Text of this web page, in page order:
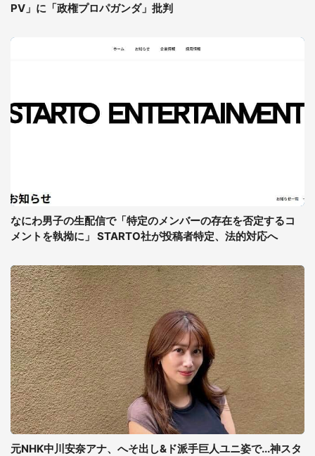
PV」に「政権プロパガンダ」批判
なにわ男子の生配信で「特定のメンバーの存在を否定するコ
メントを執拗に」 STARTO社が投稿者特定、法的対応へ
元NHK中川安奈アナ、へそ出し&ド派手巨人ユニ姿で...神スタ